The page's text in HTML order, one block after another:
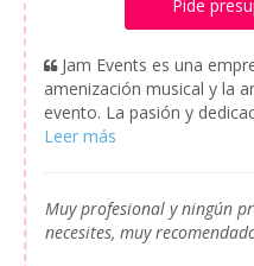
Pide
Jam Events es una
amenización musical y la
evento. La pasión y
Muy profesional y ningún
necesites, muy